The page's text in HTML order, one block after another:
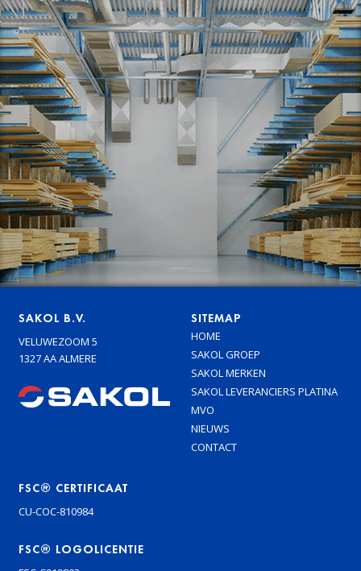
SAKOL B.V.
VELUWEZOOM 5
1327 AA ALMERE
SITEMAP
HOME
SAKOL GROEP
SAKOL MERKEN
SAKOL LEVERANCIERS PLATINA
MVO
NIEUWS
CONTACT
FSC® CERTIFICAAT
CU-COC-810984
FSC® LOGOLICENTIE